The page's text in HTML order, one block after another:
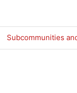
Subcommunities